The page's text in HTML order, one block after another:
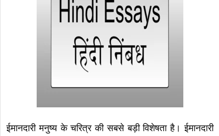
ईमानदारी मनुष्य के चरित्र की सबसे बड़ी विशेषता है। ईमानदारी